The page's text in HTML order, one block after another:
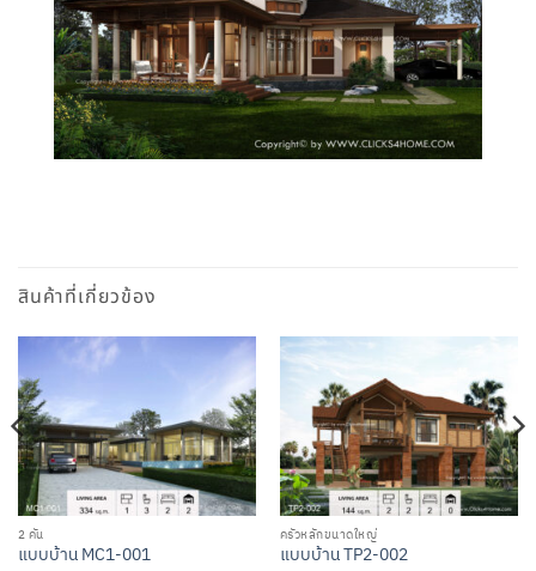
สินค้าที่เกี่ยวข้อง
2 คัน
แบบบ้าน MC1-001
ครัวหลักขนาดใหญ่
แบบบ้าน TP2-002